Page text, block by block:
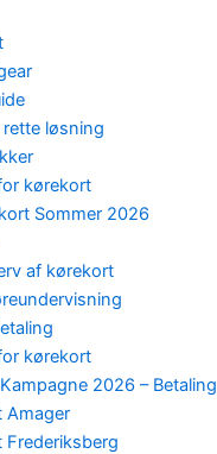
løsning
kørekort
Sommer 2026
af kørekort
kørekort
2026 – Betaling
Amager
Frederiksberg